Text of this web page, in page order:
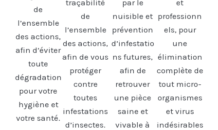
de
l’ensemble
des actions,
afin d’éviter
toute
dégradation
pour votre
hygiène et
votre santé.
traçabilité
de
l’ensemble
des actions,
afin de vous
protéger
contre
toutes
infestations
d’insectes.
par le
nuisible et
prévention
d’infestatio
ns futures,
afin de
retrouver
une pièce
saine et
vivable à
et
professionn
els, pour
une
élimination
complète de
tout micro-
organismes
et virus
indésirables